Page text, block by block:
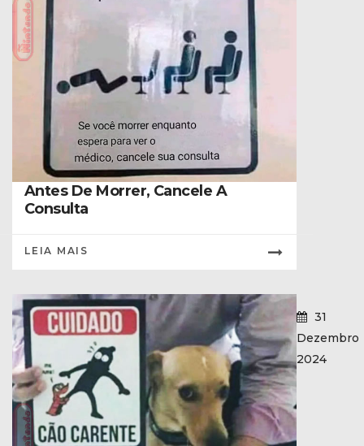
Antes De Morrer, Cancele A
Consulta
LEIA MAIS
31
Dezembro
2024